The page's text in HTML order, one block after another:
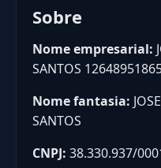
Sobre
Nome empresarial:
SANTOS
Nome fantasia:
SANTOS
CNPJ: 38.330.937/